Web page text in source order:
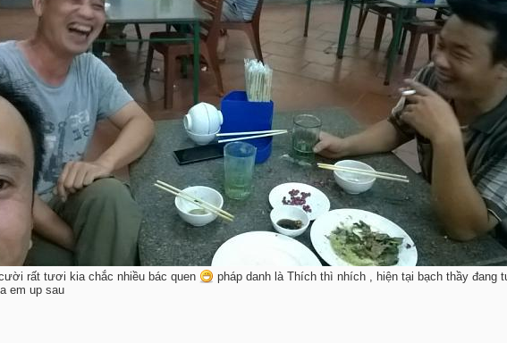
rất tươi kia chắc nhiều bác quen
pháp danh là Thích thì nhích , hiện tại bạch thầy đang
em up sau